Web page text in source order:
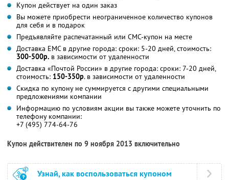
Купон действует на один заказ
Вы можете приобрести неограниченное количество купонов
для себя и в подарок
Предъявляйте распечатанный или СМС-купон на месте
Доставка ЕМС в другие города: сроки: 5-20 дней, стоимость:
300-500р. в зависимости от удаленности
Доставка «Почтой России» в другие города: сроки: 7-20 дней,
стоимость: 150-350р. в зависимости от удаленности
Скидка по купону не суммируется с другими специальными
предложениями компании
Информацию по условиям акции вы также можете уточнить по
телефону компании:
+7 (495) 774-64-76
Купон действителен по 9 ноября 2013 включительно
Узнай, как воспользоваться купоном